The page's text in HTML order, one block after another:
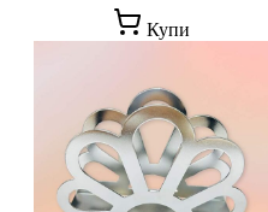
13.30 €
е:
10.00 €
Купи